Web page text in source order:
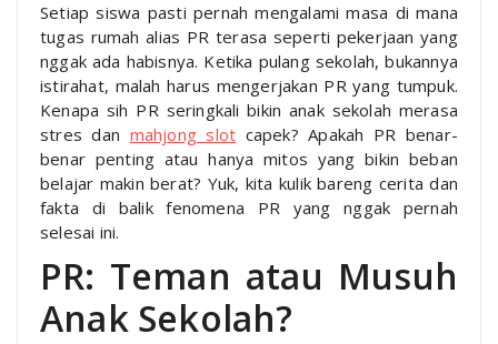
Setiap siswa pasti pernah mengalami masa di mana
tugas rumah alias PR terasa seperti pekerjaan yang
nggak ada habisnya. Ketika pulang sekolah, bukannya
istirahat, malah harus mengerjakan PR yang tumpuk.
Kenapa sih PR seringkali bikin anak sekolah merasa
stres dan mahjong slot capek? Apakah PR benar-
benar penting atau hanya mitos yang bikin beban
belajar makin berat? Yuk, kita kulik bareng cerita dan
fakta di balik fenomena PR yang nggak pernah
selesai ini.
PR: Teman atau Musuh
Anak Sekolah?